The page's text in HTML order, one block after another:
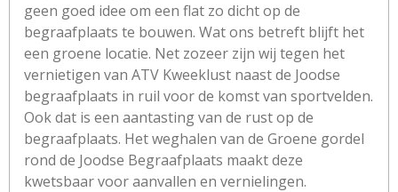
geen goed idee om een flat zo dicht op de
begraafplaats te bouwen. Wat ons betreft blijft het
een groene locatie. Net zozeer zijn wij tegen het
vernietigen van ATV Kweeklust naast de Joodse
begraafplaats in ruil voor de komst van sportvelden.
Ook dat is een aantasting van de rust op de
begraafplaats. Het weghalen van de Groene gordel
rond de Joodse Begraafplaats maakt deze
kwetsbaar voor aanvallen en vernielingen.